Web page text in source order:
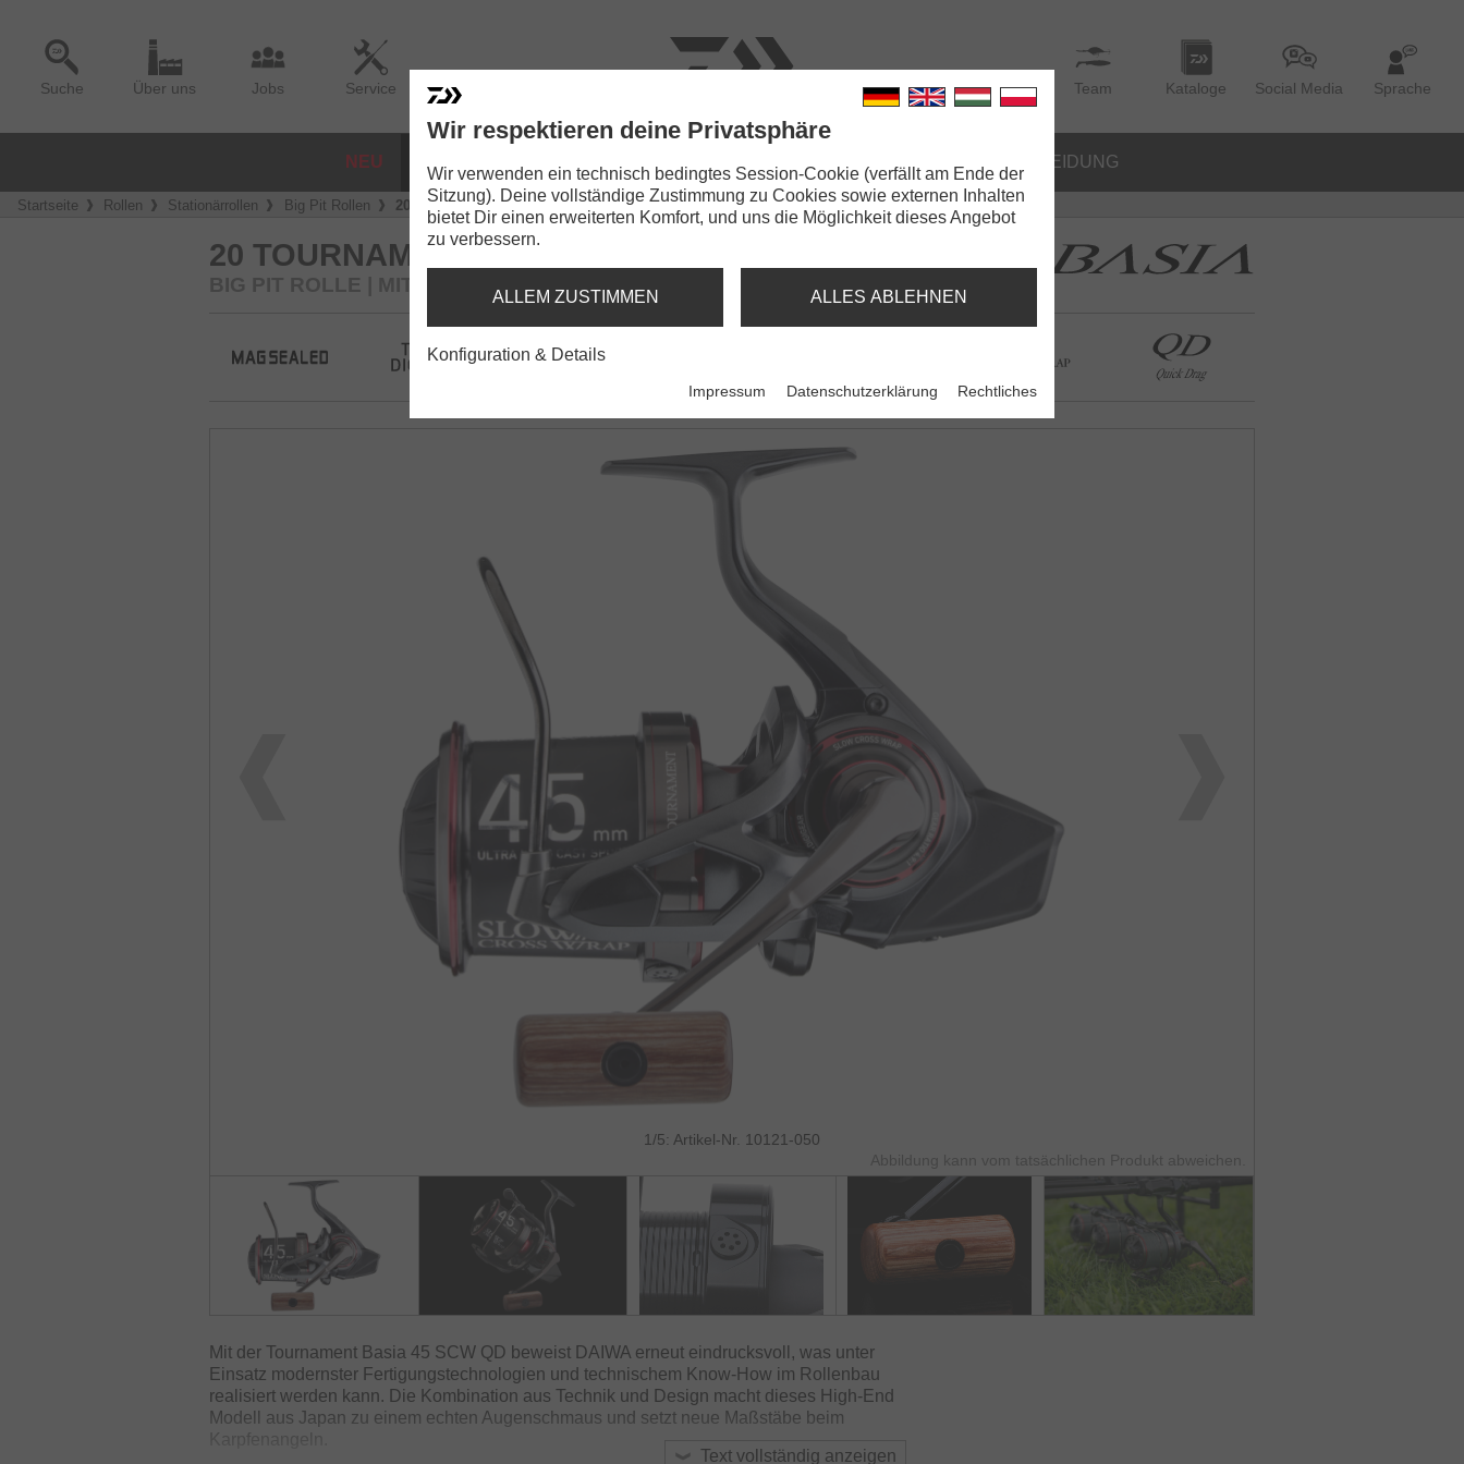
Suche Über uns Jobs Service Team Kataloge Social Media Sprache
NEU BEKLEIDUNG
Startseite Rollen Stationärrollen Big Pit Rollen 20 Tournament Basia 45 SCW QD
20 TOURNAMENT BASIA 45 SCW QD
BIG PIT ROLLE | MIT 45MM SPULENHUB
1/5: Artikel-Nr. 10121-050
Abbildung kann vom tatsächlichen Produkt abweichen.
Text vollständig anzeigen
Mit der Tournament Basia 45 SCW QD beweist DAIWA erneut eindrucksvoll, was unter
Einsatz modernster Fertigungstechnologien und technischem Know-How im Rollenbau
realisiert werden kann. Die Kombination aus Technik und Design macht dieses High-End
Modell aus Japan zu einem echten Augenschmaus und setzt neue Maßstäbe beim
Karpfenangeln.
Wir respektieren deine Privatsphäre
Wir verwenden ein technisch bedingtes Session-Cookie (verfällt am Ende der
Sitzung). Deine vollständige Zustimmung zu Cookies sowie externen Inhalten
bietet Dir einen erweiterten Komfort, und uns die Möglichkeit dieses Angebot
zu verbessern.
ALLEM ZUSTIMMEN ALLES ABLEHNEN
Konfiguration & Details
Impressum Datenschutzerklärung Rechtliches